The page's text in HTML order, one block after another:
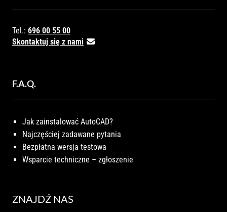
Tel.: 696 00 55 00
Skontaktuj się z nami
F.A.Q.
Jak zainstalować AutoCAD?
Najczęściej zadawane pytania
Bezpłatna wersja testowa
Wsparcie techniczne – zgłoszenie
ZNAJDŹ NAS